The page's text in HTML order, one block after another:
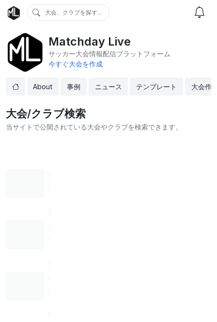
大会、クラブを探す...
Matchday Live
サッカー大会情報配信プラットフォーム
今すぐ大会を作成
About 事例 ニュース テンプレート 大会作
大会/クラブ検索
当サイトで公開されている大会やクラブを検索できます。